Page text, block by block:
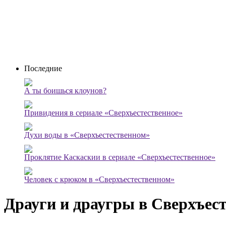
Последние
А ты боишься клоунов?
Привидения в сериале «Сверхъестественное»
Духи воды в «Сверхъестественном»
Проклятие Каскаскии в сериале «Сверхъестественное»
Человек с крюком в «Сверхъестественном»
Драуги и драугры в